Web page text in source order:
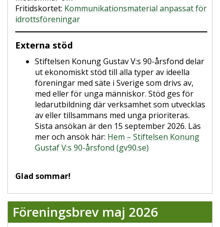
Fritidskortet: Kommunikationsmaterial anpassat för
idrottsföreningar
Externa stöd
Stiftelsen Konung Gustav V:s 90-årsfond delar
ut ekonomiskt stöd till alla typer av ideella
föreningar med säte i Sverige som drivs av,
med eller för unga människor. Stöd ges för
ledarutbildning där verksamhet som utvecklas
av eller tillsammans med unga prioriteras.
Sista ansökan är den 15 september 2026. Läs
mer och ansök här: Hem – Stiftelsen Konung
Gustaf V:s 90-årsfond (gv90.se)
Glad sommar!
Föreningsbrev maj 2026